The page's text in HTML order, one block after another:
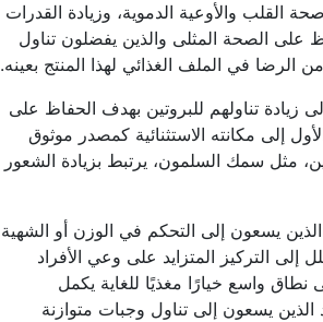
القلب والأوعية الدموية، وزيادة القدرات
على الصحة المثلى والذين يفضلون تناول
الرضا في الملف الغذائي لهذا المنتج بعينه.
زيادة تناولهم للبروتين بهدف الحفاظ على
إلى مكانته الاستثنائية كمصدر موثوق
مثل سمك السلمون، يرتبط بزيادة الشعور
يسعون إلى التحكم في الوزن أو الشهية
التركيز المتزايد على وعي الأفراد
نطاق واسع خيارًا مغذيًا للغاية يكمل
الذين يسعون إلى تناول وجبات متوازنة